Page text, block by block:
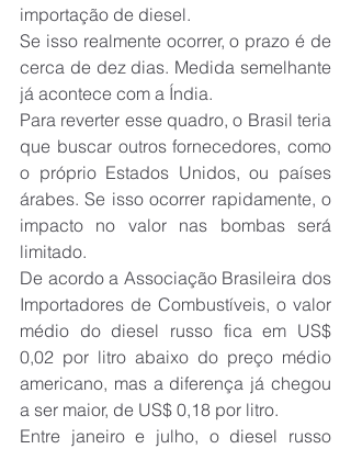
importação de diesel.
Se isso realmente ocorrer, o prazo é de
cerca de dez dias. Medida semelhante
já acontece com a Índia.
Para reverter esse quadro, o Brasil teria
que buscar outros fornecedores, como
o próprio Estados Unidos, ou países
árabes. Se isso ocorrer rapidamente, o
impacto no valor nas bombas será
limitado.
De acordo a Associação Brasileira dos
Importadores de Combustíveis, o valor
médio do diesel russo fica em US$
0,02 por litro abaixo do preço médio
americano, mas a diferença já chegou
a ser maior, de US$ 0,18 por litro.
Entre janeiro e julho, o diesel russo